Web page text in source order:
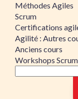
Méthodes Agiles
Scrum
Certifications
Agilité : Autres
Anciens cours
Workshops Scrum